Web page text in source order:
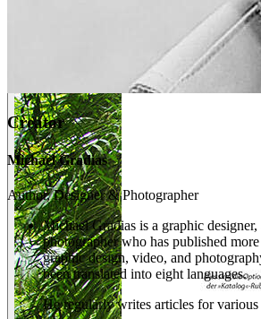
Creator
Michael Gradias
Author, Designer & Photographer
Michael Gradias is a graphic designer,
photographer who has published
graphic design, video, and
been translated into eight languages.
He regularly writes articles for various